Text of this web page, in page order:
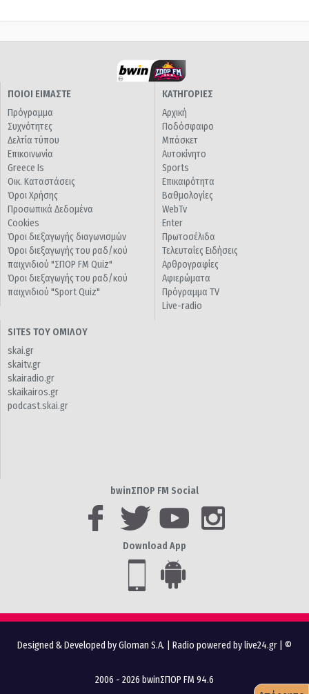
ΠΟΙΟΙ ΕΙΜΑΣΤΕ
Πρόγραμμα
Συχνότητες
Δελτία τύπου
Επικοινωνία
Greece Is
Οικ. Καταστάσεις
Όροι Χρήσης
Προσωπικά Δεδομένα
Cookies
Όροι διεξαγωγής διαγωνισμών
Όροι διεξαγωγής του ραδ/κού
παιχνιδιού "ΣΠΟΡ FM Quiz"
Όροι διεξαγωγής του ραδ/κού
παιχνιδιού "Sport Quiz"
ΚΑΤΗΓΟΡΙΕΣ
Αρχική
Ποδόσφαιρο
Μπάσκετ
Αυτοκίνητο
Sports
Επικαιρότητα
Βαθμολογίες
WebTv
Enter
Πρωτοσέλιδα
Τελευταίες Ειδήσεις
Αρθρογραφίες
Αφιερώματα
Πρόγραμμα TV
Live-radio
SITES ΤΟΥ ΟΜΙΛΟΥ
skai.gr
skaitv.gr
skairadio.gr
skaikairos.gr
podcast.skai.gr
bwinΣΠΟΡ FM Social
Download App
Designed & Developed by Gloman S.A. Radio powered by live24.gr | ©
2006 - 2026 bwinΣΠΟΡ FM 94.6